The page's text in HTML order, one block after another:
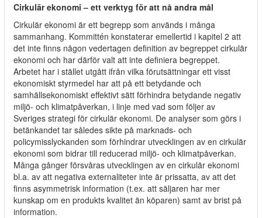
Cirkulär ekonomi – ett verktyg för att nå andra mål
Cirkulär ekonomi är ett begrepp som används i många
sammanhang. Kommittén konstaterar emellertid i kapitel 2 att
det inte finns någon vedertagen definition av begreppet cirkulär
ekonomi och har därför valt att inte definiera begreppet.
Arbetet har i stället utgått ifrån vilka förutsättningar ett visst
ekonomiskt styrmedel har att på ett betydande och
samhällsekonomiskt effektivt sätt förhindra betydande negativ
miljö- och klimatpåverkan, i linje med vad som följer av
Sveriges strategi för cirkulär ekonomi. De analyser som görs i
betänkandet tar således sikte på marknads- och
policymisslyckanden som förhindrar utvecklingen av en cirkulär
ekonomi som bidrar till reducerad miljö- och klimatpåverkan.
Många gånger försvåras utvecklingen av en cirkulär ekonomi
bl.a. av att negativa externaliteter inte är prissatta, av att det
finns asymmetrisk information (t.ex. att säljaren har mer
kunskap om en produkts kvalitet än köparen) samt av brist på
information.